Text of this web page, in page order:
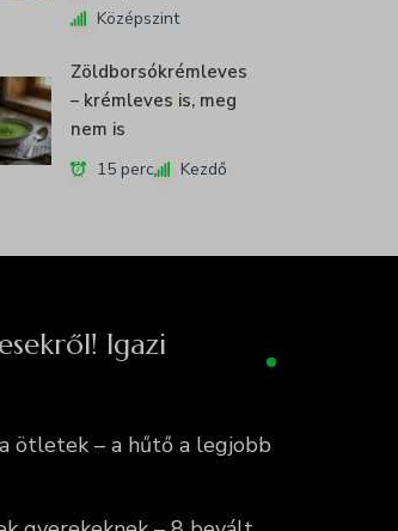
Középszint
Zöldborsókrémleves
– krémleves is, meg
nem is
15 perc Kezdő
Igazi
ötletek – a hűtő a legjobb